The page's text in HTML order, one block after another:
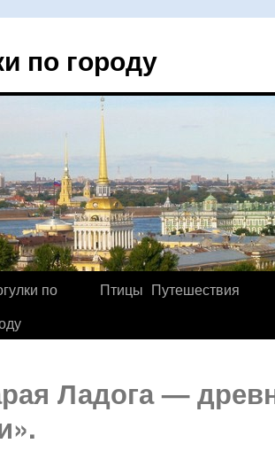
по городу
по
Птицы Путешествия
Ладога —